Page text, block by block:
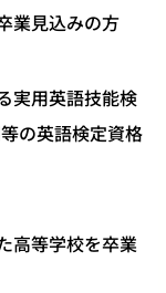
業見込みの方
実用英語技能検
の英語検定資格
高等学校を卒業